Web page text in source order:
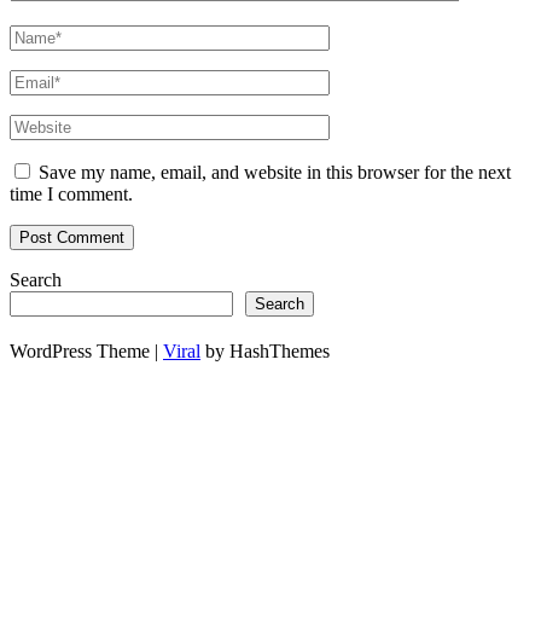
Save my name, email, and website in this browser for the next
time I comment.
Search
Search
WordPress Theme | Viral by HashThemes